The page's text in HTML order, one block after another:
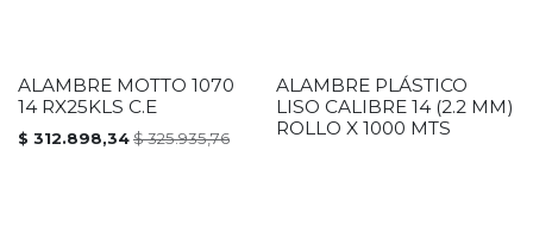
PROMOCIÓN
ALAMBRE MOTTO 1070
14 RX25KLS C.E
$ 312.898,34$325.935,76
ALAMBRE PLÁSTICO
LISO CALIBRE 14 (2.2 MM)
ROLLO X 1000 MTS